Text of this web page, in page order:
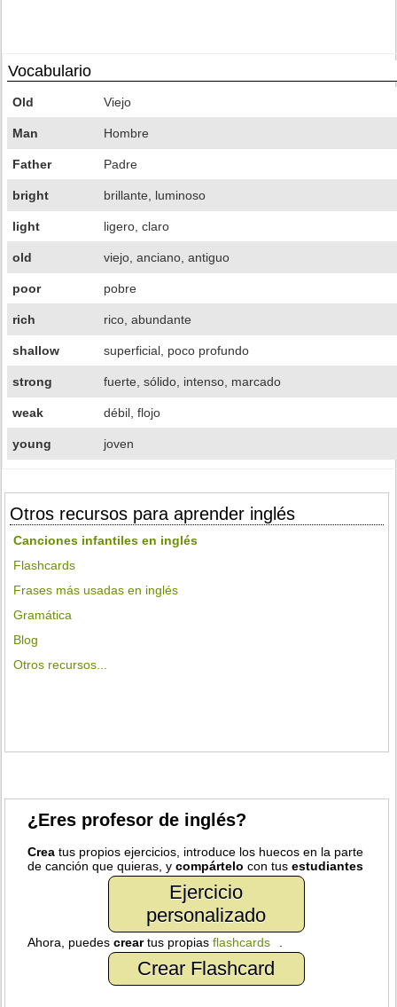
Vocabulario
Old Viejo
Man Hombre
Father Padre
bright brillante, luminoso
light ligero, claro
old viejo, anciano, antiguo
poor pobre
rich rico, abundante
shallow superficial, poco profundo
strong fuerte, sólido, intenso, marcado
weak débil, flojo
young joven
Otros recursos para aprender inglés
Canciones infantiles en inglés
Flashcards
Frases más usadas en inglés
Gramática
Blog
Otros recursos...
¿Eres profesor de inglés?
Crea tus propios ejercicios, introduce los huecos en la parte
de canción que quieras, ycompártelo con tusestudiantes
Ejercicio
personalizado
Ahora, puedescreartus propiasflashcards
Crear Flashcard